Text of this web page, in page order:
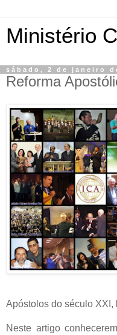
Ministério
sábado, 2 de janeiro
Reforma
Apóstolos do século XXI,
Neste artigo